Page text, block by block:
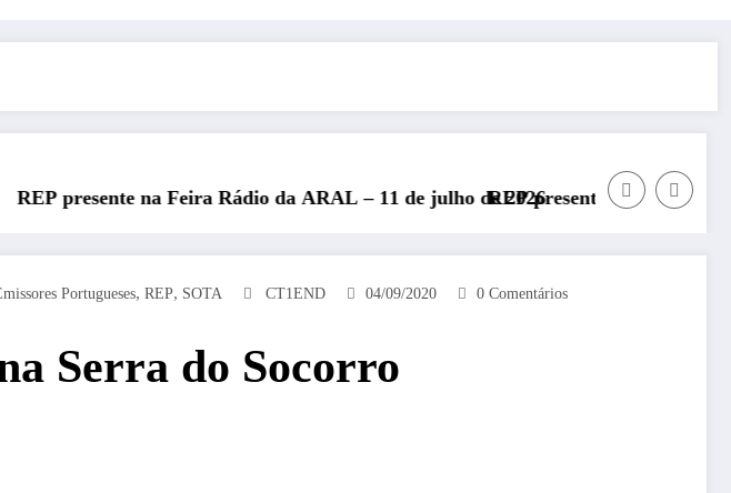
Rádio da ARAL – 11 de julho de 2026REP presente no Encontro Nacional de
Portugueses, REP, SOTA CT1END 04/09/2020 0 Comentários
Serra do Socorro